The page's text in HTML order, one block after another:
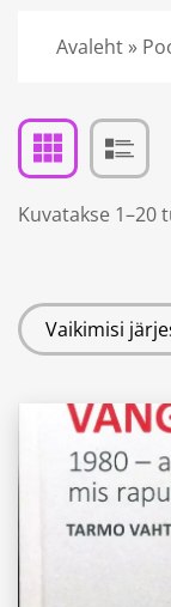
Avaleht »
Kuvatakse 1–20